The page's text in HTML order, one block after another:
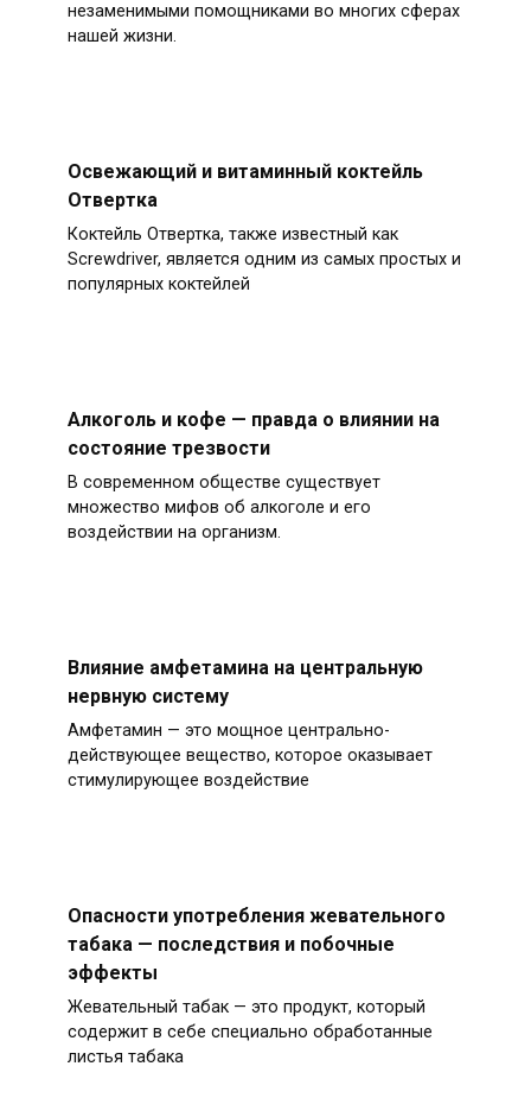
незаменимыми помощниками во многих сферах
нашей жизни.
Освежающий и витаминный коктейль
Отвертка
Коктейль Отвертка, также известный как
Screwdriver, является одним из самых простых и
популярных коктейлей
Алкоголь и кофе — правда о влиянии на
состояние трезвости
В современном обществе существует
множество мифов об алкоголе и его
воздействии на организм.
Влияние амфетамина на центральную
нервную систему
Амфетамин — это мощное центрально-
действующее вещество, которое оказывает
стимулирующее воздействие
Опасности употребления жевательного
табака — последствия и побочные
эффекты
Жевательный табак — это продукт, который
содержит в себе специально обработанные
листья табака